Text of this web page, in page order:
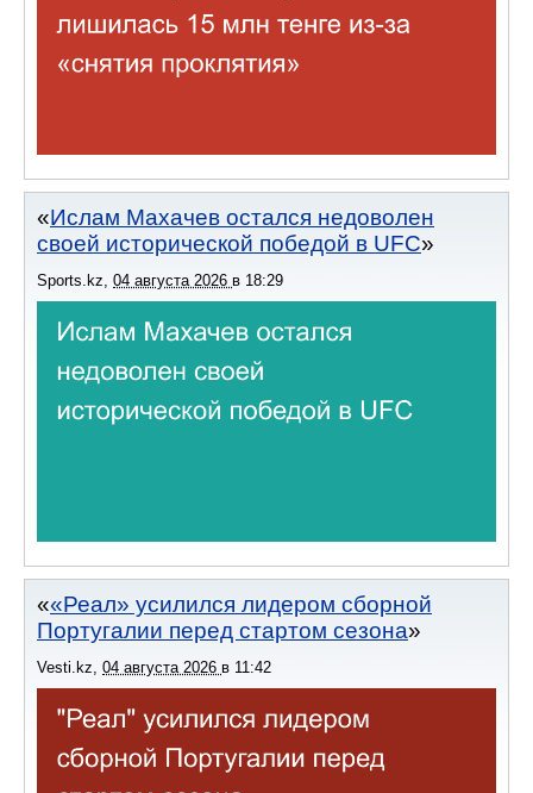
Ислам Махачев остался недоволен
своей исторической победой в UFC
Sports.kz, 04 августа 2026 в 18:29
«Реал» усилился лидером сборной
Португалии перед стартом сезона
Vesti.kz, 04 августа 2026 в 11:42